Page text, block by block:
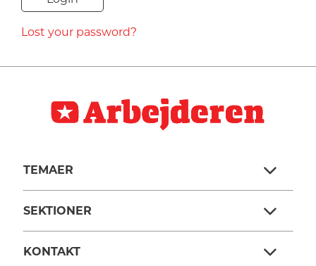
NAVNE
HISTORIE
TEORI
Lost your password?
TEMAER
SEKTIONER
KONTAKT